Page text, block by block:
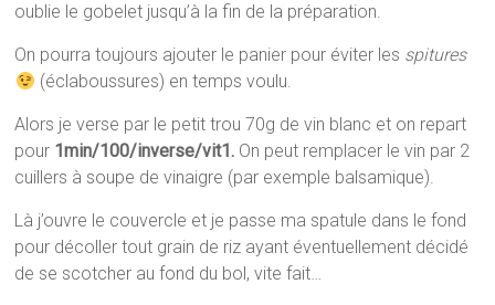
oublie le gobelet jusqu’à la fin de la préparation.
On pourra toujours ajouter le panier pour éviter les spitures
(éclaboussures) en temps voulu.
Alors je verse par le petit trou 70g de vin blanc et on repart
pour 1min/100/inverse/vit1. On peut remplacer le vin par 2
cuillers à soupe de vinaigre (par exemple balsamique).
Là j’ouvre le couvercle et je passe ma spatule dans le fond
pour décoller tout grain de riz ayant éventuellement décidé
de se scotcher au fond du bol, vite fait…